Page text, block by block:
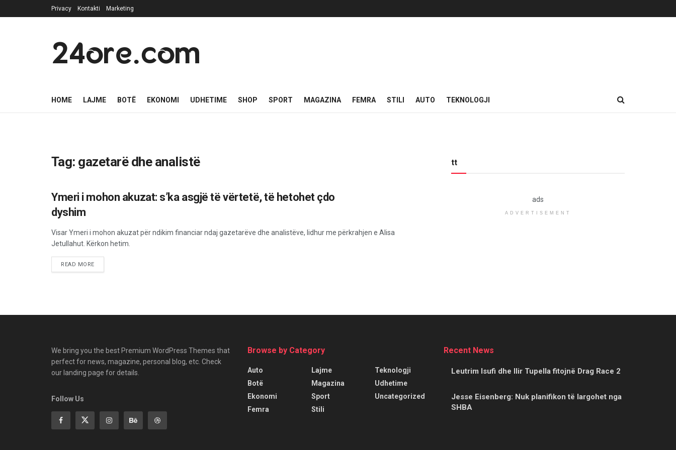
Privacy Kontakti Marketing
24ore.com
HOME LAJME BOTË EKONOMI UDHETIME SHOP SPORT MAGAZINA FEMRA STILI AUTO TEKNOLOGJI
Tag: gazetarë dhe analistë
LAJME
Ymeri i mohon akuzat: s’ka asgjë të vërtetë, të hetohet çdo
dyshim
Visar Ymeri i mohon akuzat për ndikim financiar ndaj gazetarëve dhe analistëve, lidhur me përkrahjen e Alisa
Jetullahut. Kërkon hetim.
READ MORE
tt
ads
ADVERTISEMENT
We bring you the best Premium WordPress Themes that
perfect for news, magazine, personal blog, etc. Check
our landing page for details.
Follow Us
Browse by Category
Auto
Botë
Ekonomi
Femra
Lajme
Magazina
Sport
Stili
Teknologji
Udhetime
Uncategorized
Recent News
Leutrim Isufi dhe Ilir Tupella fitojnë Drag Race 2
Jesse Eisenberg: Nuk planifikon të largohet nga
SHBA